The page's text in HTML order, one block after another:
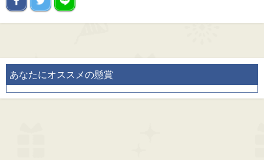
あなたにオススメの懸賞